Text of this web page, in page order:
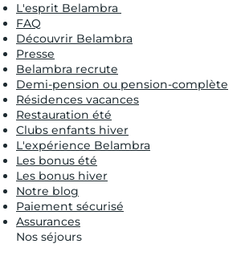
L'esprit Belambra
FAQ
Découvrir Belambra
Presse
Belambra recrute
Demi-pension ou pension-complète
Résidences vacances
Restauration été
Clubs enfants hiver
L'expérience Belambra
Les bonus été
Les bonus hiver
Notre blog
Paiement sécurisé
Assurances
Nos séjours